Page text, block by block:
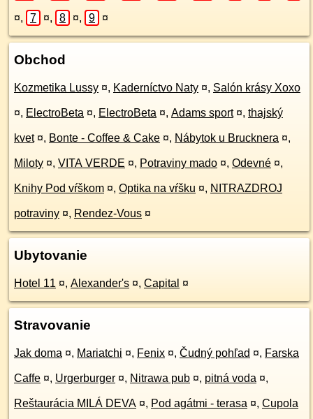
¤, 7 ¤, 8 ¤, 9 ¤
Obchod
Kozmetika Lussy ¤, Kaderníctvo Naty ¤, Salón krásy Xoxo
¤, ElectroBeta ¤, ElectroBeta ¤, Adams sport ¤, thajský
kvet ¤, Bonte - Coffee & Cake ¤, Nábytok u Brucknera ¤,
Miloty ¤, VITA VERDE ¤, Potraviny mado ¤, Odevné ¤,
Knihy Pod vŕškom ¤, Optika na vŕšku ¤, NITRAZDROJ
potraviny ¤, Rendez-Vous ¤
Ubytovanie
Hotel 11 ¤, Alexander's ¤, Capital ¤
Stravovanie
Jak doma ¤, Mariatchi ¤, Fenix ¤, Čudný pohľad ¤, Farska
Caffe ¤, Urgerburger ¤, Nitrawa pub ¤, pitná voda ¤,
Reštaurácia MILÁ DEVA ¤, Pod agátmi - terasa ¤, Cupola